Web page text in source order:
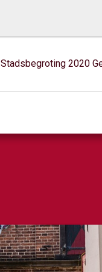
Stadsbegroting 2020